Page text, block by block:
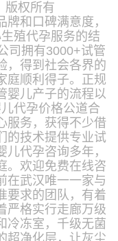
版权所有
和口碑满意度，
殖代孕服务的结
司拥有3000+试管
，得到社会各界的
庭顺利得子。正规
婴儿产子的流程以
代孕价格公道合
服务，获得不少借
的技术提供专业试
代孕咨询多年，
。欢迎免费在线咨
在武汉唯一一家与
要求的团队，有着
严格实行走廊万级
冷冻室，千级无菌
超净化层，让灰尘